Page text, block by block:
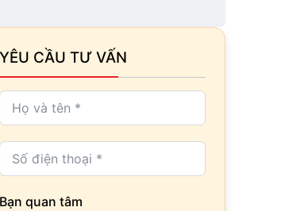
YÊU CẦU TƯ VẤN
Bạn quan tâm